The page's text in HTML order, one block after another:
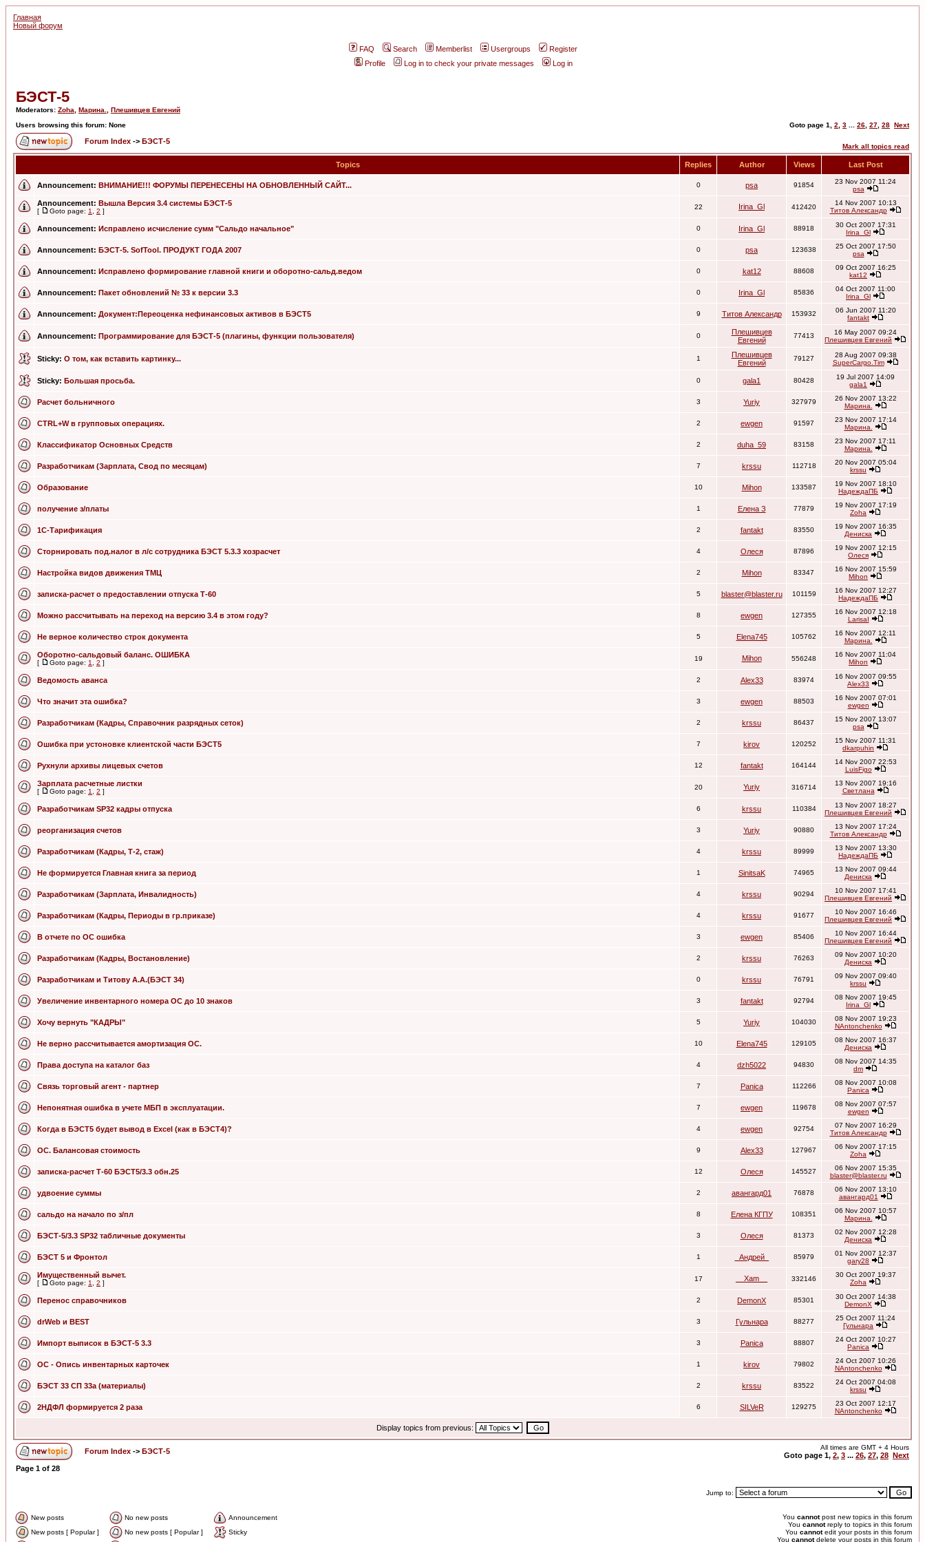
Главная
Новый форум
FAQ Search Memberlist Usergroups
Register
Profile
Log in to check your private messages Log in
БЭСТ-5
Moderators: Zoha Марина.
Плешивцев Евгений
Users browsing this forum: None
Goto page 1 2 3 26 27 28 Next
Forum Index -> БЭСТ-5
Mark all topics read
Topics Replies Author Views Last Post
Announcement: ВНИМАНИЕ!!! ФОРУМЫ ПЕРЕНЕСЕНЫ НА ОБНОВЛЕННЫЙ САЙТ... 0 psa 91854
23 Nov 2007 11:24
psa
Announcement: Вышла Версия 3.4 системы БЭСТ-5
[ Goto page: 1 2 ]
22 Irina_Gl 412420
14 Nov 2007 10:13
Титов Александр
Announcement: Исправлено исчисление сумм "Сальдо начальное" 0 Irina_Gl 88918
30 Oct 2007 17:31
Irina_Gl
Announcement: БЭСТ-5. SofTool. ПРОДУКТ ГОДА 2007 0 psa 123638
25 Oct 2007 17:50
psa
Announcement: Исправлено формирование главной книги и оборотно-сальд.ведом 0 kat12 88608
09 Oct 2007 16:25
kat12
Announcement: Пакет обновлений № 33 к версии 3.3 0 Irina_Gl 85836
04 Oct 2007 11:00
Irina_Gl
Announcement: Документ:Переоценка нефинансовых активов в БЭСТ5 9 Титов Александр 153932
06 Jun 2007 11:20
fantakt
Announcement: Программирование для БЭСТ-5 (плагины, функции пользователя) 0
Плешивцев
Евгений
77413
16 May 2007 09:24
Плешивцев Евгений
Sticky: О том, как вставить картинку... 1
Плешивцев
Евгений
79127
28 Aug 2007 09:38
SuperCargo.Tim
Sticky: Большая просьба. 0 gala1 80428
19 Jul 2007 14:09
gala1
Расчет больничного 3 Yuriy 327979
26 Nov 2007 13:22
Марина.
CTRL+W в групповых операциях. 2 ewgen 91597
23 Nov 2007 17:14
Марина.
Классификатор Основных Средств 2 duha_59 83158
23 Nov 2007 17:11
Марина.
Разработчикам (Зарплата, Свод по месяцам) 7 krssu 112718
20 Nov 2007 05:04
krssu
Образование 10 Mihon 133587
19 Nov 2007 18:10
НадеждаПБ
получение з/платы 1 Елена З 77879
19 Nov 2007 17:19
Zoha
1C-Тарификация 2 fantakt 83550
19 Nov 2007 16:35
Дениска
Сторнировать под.налог в л/с сотрудника БЭСТ 5.3.3 хозрасчет 4 Олеся 87896
19 Nov 2007 12:15
Олеся
Настройка видов движения ТМЦ 2 Mihon 83347
16 Nov 2007 15:59
Mihon
записка-расчет о предоставлении отпуска Т-60 5 blaster@blaster.ru 101159
16 Nov 2007 12:27
НадеждаПБ
Можно рассчитывать на переход на версию 3.4 в этом году? 8 ewgen 127355
16 Nov 2007 12:18
LarisaI
Не верное количество строк документа 5 Elena745 105762
16 Nov 2007 12:11
Марина.
Оборотно-сальдовый баланс. ОШИБКА
[ Goto page: 1 2 ]
19 Mihon 556248
16 Nov 2007 11:04
Mihon
Ведомость аванса 2 Alex33 83974
16 Nov 2007 09:55
Alex33
Что значит эта ошибка? 3 ewgen 88503
16 Nov 2007 07:01
ewgen
Разработчикам (Кадры, Справочник разрядных сеток) 2 krssu 86437
15 Nov 2007 13:07
psa
Ошибка при устоновке клиентской части БЭСТ5 7 kirov 120252
15 Nov 2007 11:31
dkarpuhin
Рухнули архивы лицевых счетов 12 fantakt 164144
14 Nov 2007 22:53
LuisFigo
Зарплата расчетные листки
[ Goto page: 1 2 ]
20 Yuriy 316714
13 Nov 2007 19:16
Светлана
Разработчикам SP32 кадры отпуска 6 krssu 110384
13 Nov 2007 18:27
Плешивцев Евгений
реорганизация счетов 3 Yuriy 90880
13 Nov 2007 17:24
Титов Александр
Разработчикам (Кадры, Т-2, стаж) 4 krssu 89999
13 Nov 2007 13:30
НадеждаПБ
Не формируется Главная книга за период 1 SinitsaK 74965
13 Nov 2007 09:44
Дениска
Разработчикам (Зарплата, Инвалидность) 4 krssu 90294
10 Nov 2007 17:41
Плешивцев Евгений
Разработчикам (Кадры, Периоды в гр.приказе) 4 krssu 91677
10 Nov 2007 16:46
Плешивцев Евгений
В отчете по ОС ошибка 3 ewgen 85406
10 Nov 2007 16:44
Плешивцев Евгений
Разработчикам (Кадры, Востановление) 2 krssu 76263
09 Nov 2007 10:20
Дениска
Разработчикам и Титову А.А.(БЭСТ 34) 0 krssu 76791
09 Nov 2007 09:40
krssu
Увеличение инвентарного номера ОС до 10 знаков 3 fantakt 92794
08 Nov 2007 19:45
Irina_Gl
Хочу вернуть "КАДРЫ" 5 Yuriy 104030
08 Nov 2007 19:23
NAntonchenko
Не верно рассчитывается амортизация ОС. 10 Elena745 129105
08 Nov 2007 16:37
Дениска
Права доступа на каталог баз 4 dzh5022 94830
08 Nov 2007 14:35
dm
Связь торговый агент - партнер 7 Panica 112266
08 Nov 2007 10:08
Panica
Непонятная ошибка в учете МБП в эксплуатации. 7 ewgen 119678
08 Nov 2007 07:57
ewgen
Когда в БЭСТ5 будет вывод в Excel (как в БЭСТ4)? 4 ewgen 92754
07 Nov 2007 16:29
Титов Александр
ОС. Балансовая стоимость 9 Alex33 127967
06 Nov 2007 17:15
Zoha
записка-расчет Т-60 БЭСТ5/3.3 обн.25 12 Олеся 145527
06 Nov 2007 15:35
blaster@blaster.ru
удвоение суммы 2 авангард01 76878
06 Nov 2007 13:10
авангард01
сальдо на начало по з/пл 8 Елена КГПУ 108351
06 Nov 2007 10:57
Марина.
БЭСТ-5/3.3 SP32 табличные документы 3 Олеся 81373
02 Nov 2007 12:28
Дениска
БЭСТ 5 и Фронтол 1 _Андрей_ 85979
01 Nov 2007 12:37
gary28
Имущественный вычет.
[ Goto page: 1 2 ]
17 __Xam__ 332146
30 Oct 2007 19:37
Zoha
Перенос справочников 2 DemonX 85301
30 Oct 2007 14:38
DemonX
drWeb и BEST 3 Гульнара 88277
25 Oct 2007 11:24
Гульнара
Импорт выписок в БЭСТ-5 3.3 3 Panica 88807
24 Oct 2007 10:27
Panica
ОС - Опись инвентарных карточек 1 kirov 79802
24 Oct 2007 10:26
NAntonchenko
БЭСТ 33 СП 33а (материалы) 2 krssu 83522
24 Oct 2007 04:08
krssu
2НДФЛ формируется 2 раза 6 SILVeR 129275
23 Oct 2007 12:17
NAntonchenko
Display topics from previous:
Forum Index -> БЭСТ-5 All times are GMT + 4 Hours
Goto page 1, 2, 3 ... 26, 27, 28 Next
Page 1 of 28
Jump to:
New posts No new posts
Announcement
New posts [ Popular ]
No new posts [ Popular ] Sticky
You cannotpost new topics in this forum
You cannotreply to topics in this forum
You cannotedit your posts in this forum
You cannotdelete your posts in this forum